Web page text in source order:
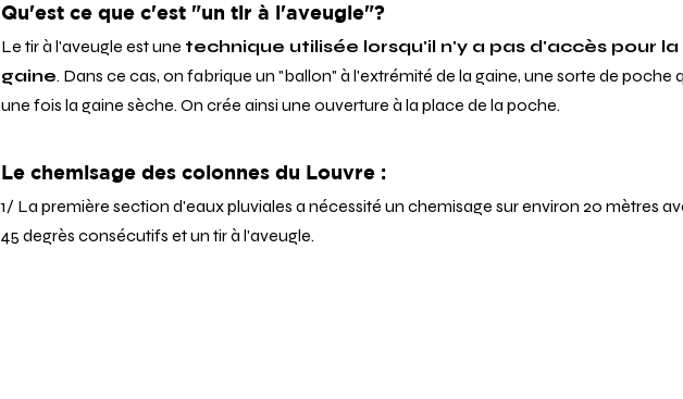
Qu'est ce que c'est "un tir à l'aveugle"?
Le tir à l'aveugle est une technique utilisée lorsqu'il n'y a pas d'accès pour
gaine. Dans ce cas, on fabrique un "ballon" à l'extrémité de la gaine, une sorte de poche
une fois la gaine sèche. On crée ainsi une ouverture à la place de la poche.
Le chemisage des colonnes du Louvre :
1/ La première section d'eaux pluviales a nécessité un chemisage sur environ 20 mètres
45 degrès consécutifs et un tir à l'aveugle.